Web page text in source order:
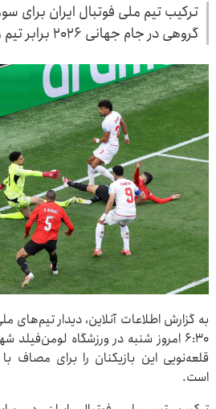
ترکیب تیم ملی فوتبال ایران برای
گروهی در جام جهانی ۲۰۲۶ برابر تیم ملی مصر اعلام شد.
به گزارش اطلاعات آنلاین، دیدار تیم‌های
۶:۳۰ امروز شنبه در ورزشگاه
قلعه‌نویی این بازیکنان را برای مصاف
است.